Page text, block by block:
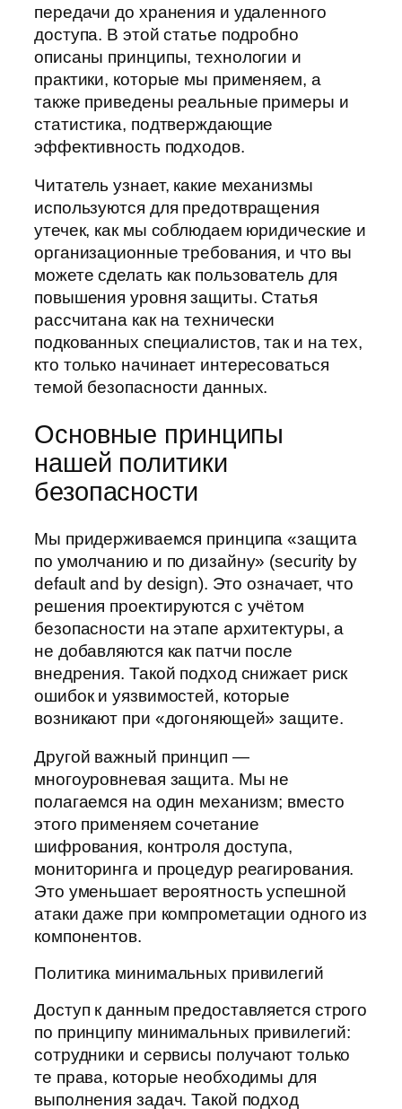
передачи до хранения и удаленного
доступа. В этой статье подробно
описаны принципы, технологии и
практики, которые мы применяем, а
также приведены реальные примеры и
статистика, подтверждающие
эффективность подходов.
Читатель узнает, какие механизмы
используются для предотвращения
утечек, как мы соблюдаем юридические и
организационные требования, и что вы
можете сделать как пользователь для
повышения уровня защиты. Статья
рассчитана как на технически
подкованных специалистов, так и на тех,
кто только начинает интересоваться
темой безопасности данных.
Основные принципы
нашей политики
безопасности
Мы придерживаемся принципа «защита
по умолчанию и по дизайну» (security by
default and by design). Это означает, что
решения проектируются с учётом
безопасности на этапе архитектуры, а
не добавляются как патчи после
внедрения. Такой подход снижает риск
ошибок и уязвимостей, которые
возникают при «догоняющей» защите.
Другой важный принцип —
многоуровневая защита. Мы не
полагаемся на один механизм; вместо
этого применяем сочетание
шифрования, контроля доступа,
мониторинга и процедур реагирования.
Это уменьшает вероятность успешной
атаки даже при компрометации одного из
компонентов.
Политика минимальных привилегий
Доступ к данным предоставляется строго
по принципу минимальных привилегий:
сотрудники и сервисы получают только
те права, которые необходимы для
выполнения задач. Такой подход